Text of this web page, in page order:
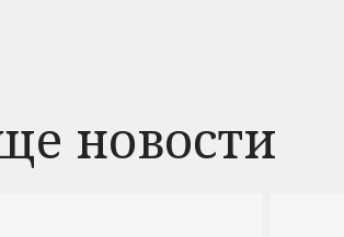
новости